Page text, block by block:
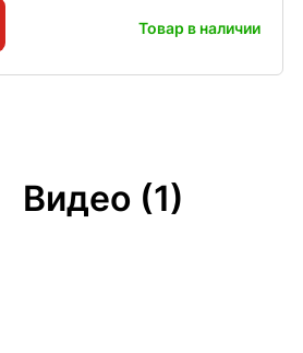
Товар в наличии
Видео (1)